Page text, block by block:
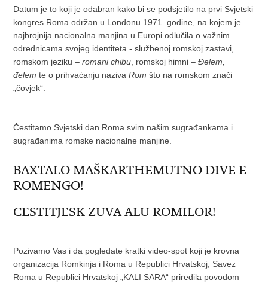
Datum je to koji je odabran kako bi se podsjetilo na prvi Svjetski
kongres Roma održan u Londonu 1971. godine, na kojem je
najbrojnija nacionalna manjina u Europi odlučila o važnim
odrednicama svojeg identiteta - službenoj romskoj zastavi,
romskom jeziku –romani chibu , romskoj himni –Đelem,
đelemte o prihvaćanju nazivaRom što na romskom znači
„čovjek“.
Čestitamo Svjetski dan Roma svim našim sugrađankama i
sugrađanima romske nacionalne manjine.
BAXTALO MAŠKARTHEMUTNO DIVE E
ROMENGO!
CESTITJESK ZUVA ALU ROMILOR!
Pozivamo Vas i da pogledate kratki video-spot koji je krovna
organizacija Romkinja i Roma u Republici Hrvatskoj, Savez
Roma u Republici Hrvatskoj „KALI SARA“ priredila povodom